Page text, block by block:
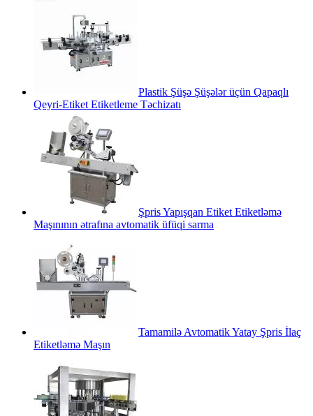
Plastik Şüşə Şüşələr üçün Qapaqlı
Qeyri-Etiket Etiketleme Təchizatı
Şpris Yapışqan Etiket Etiketləmə
Maşınının ətrafına avtomatik üfüqi sarma
Tamamilə Avtomatik Yatay Şpris İlaç
Etiketləmə Maşın